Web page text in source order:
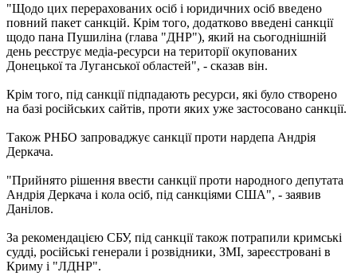
"Щодо цих перерахованих осіб і юридичних осіб введено
повний пакет санкцій. Крім того, додатково введені санкції
щодо пана Пушиліна (глава "ДНР"), який на сьогоднішній
день реєструє медіа-ресурси на території окупованих
Донецької та Луганської областей", - сказав він.
Крім того, під санкції підпадають ресурси, які було створено
на базі російських сайтів, проти яких уже застосовано санкції.
Також РНБО запроваджує санкції проти нардепа Андрія
Деркача.
"Прийнято рішення ввести санкції проти народного депутата
Андрія Деркача і кола осіб, під санкціями США", - заявив
Данілов.
За рекомендацією СБУ, під санкції також потрапили кримські
судді, російські генерали і розвідники, ЗМІ, зареєстровані в
Криму і "ЛДНР".